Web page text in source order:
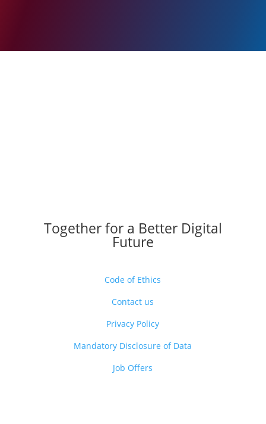
Together for a Better Digital
Future
Code of Ethics
Contact us
Privacy Policy
Mandatory Disclosure of Data
Job Offers